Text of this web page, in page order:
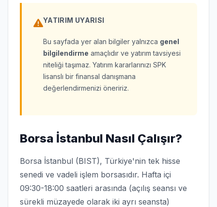
YATIRIM UYARISI
Bu sayfada yer alan bilgiler yalnızca genel
bilgilendirme amaçlıdır ve yatırım tavsiyesi
niteliği taşımaz. Yatırım kararlarınızı SPK
lisanslı bir finansal danışmana
değerlendirmenizi öneririz.
Borsa İstanbul Nasıl Çalışır?
Borsa İstanbul (BIST), Türkiye'nin tek hisse
senedi ve vadeli işlem borsasıdır. Hafta içi
09:30-18:00 saatleri arasında (açılış seansı ve
sürekli müzayede olarak iki ayrı seansta)